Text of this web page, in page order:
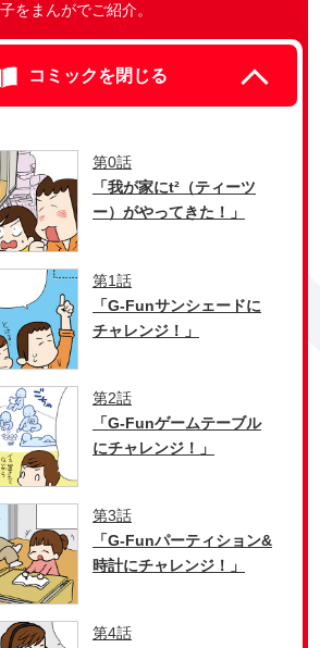
子をまんがでご紹介。
コミックを閉じる
第0話
「我が家にt²（ティーツ
ー）がやってきた！」
第1話
「G-Funサンシェードに
チャレンジ！」
第2話
「G-Funゲームテーブル
にチャレンジ！」
第3話
「G-Funパーティション&
時計にチャレンジ！」
第4話